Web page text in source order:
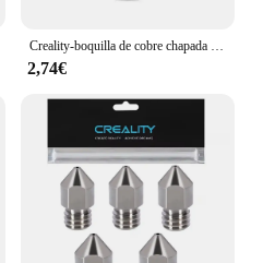
Creality-boquilla de cobre chapada MK8, rosca de M6 antiadherente duradera de alto rendimiento para impresoras 3D, para CR10 Hotend ENDER3
2,74€